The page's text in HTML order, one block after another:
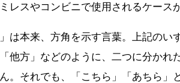
レスやコンビニで使用されるケース
」は本来、方角を示す言葉。上記の
他方」などのように、二つに分かれ
。それでも、「こちら」「あちら」